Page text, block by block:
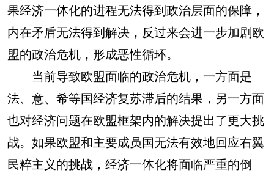
果经济一体化的进程无法得到政治层面的保障，
内在矛盾无法得到解决，反过来会进一步加剧欧
盟的政治危机，形成恶性循环。
当前导致欧盟面临的政治危机，一方面是
法、意、希等国经济复苏滞后的结果，另一方面
也对经济问题在欧盟框架内的解决提出了更大挑
战。如果欧盟和主要成员国无法有效地回应右翼
民粹主义的挑战，经济一体化将面临严重的倒